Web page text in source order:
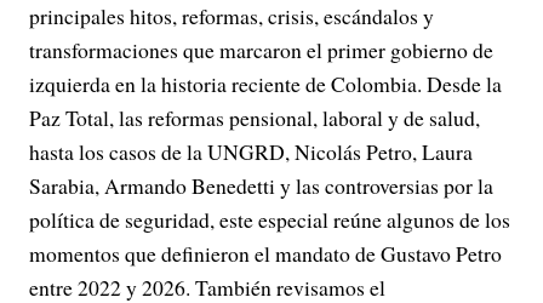
principales hitos, reformas, crisis, escándalos y
transformaciones que marcaron el primer gobierno de
izquierda en la historia reciente de Colombia. Desde la
Paz Total, las reformas pensional, laboral y de salud,
hasta los casos de la UNGRD, Nicolás Petro, Laura
Sarabia, Armando Benedetti y las controversias por la
política de seguridad, este especial reúne algunos de los
momentos que definieron el mandato de Gustavo Petro
entre 2022 y 2026. También revisamos el